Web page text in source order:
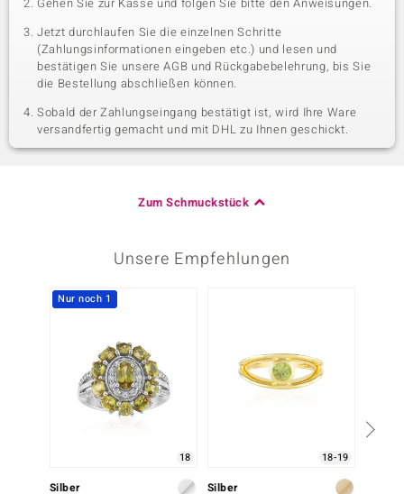
Jetzt durchlaufen Sie die einzelnen Schritte
(Zahlungsinformationen eingeben etc.) und lesen und
bestätigen Sie unsere AGB und Rückgabebelehrung, bis Sie
die Bestellung abschließen können.
Sobald der Zahlungseingang bestätigt ist, wird Ihre Ware
versandfertig gemacht und mit DHL zu Ihnen geschickt.
Zum Schmuckstück
Unsere Empfehlungen
Nur noch 1
18
Silber
18-19
Silber